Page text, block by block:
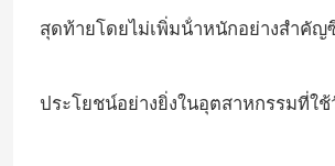
สุดท้ายโดยไม่เพิ่มน้ําหนักอย่างสําคัญ
ประโยชน์อย่างยิ่งในอุตสาหกรรมที่ใช้